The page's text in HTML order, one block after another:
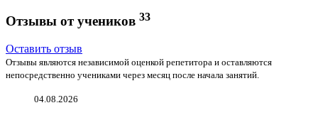
Отзывы от учеников 33
Оставить отзыв
Отзывы являются независимой оценкой репетитора и оставляются
непосредственно учениками через месяц после начала занятий.
04.08.2026